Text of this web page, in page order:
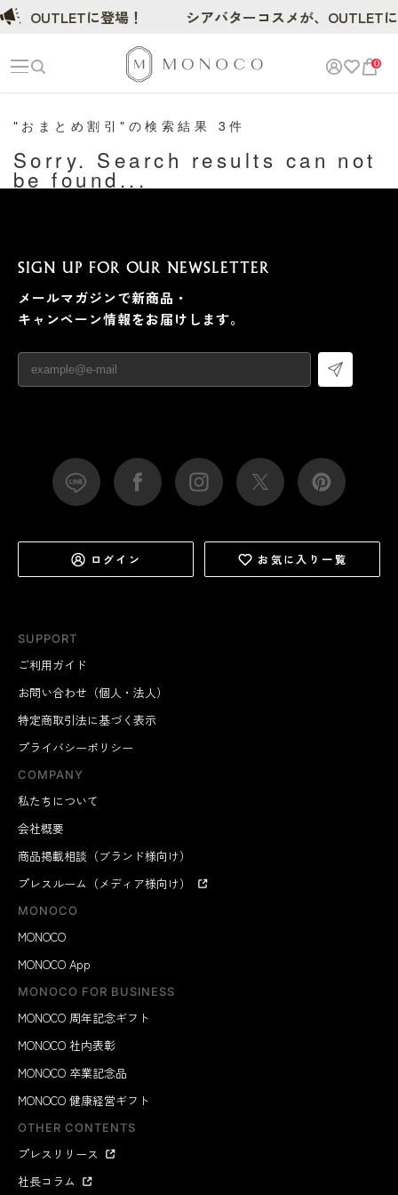
0
"おまとめ割引"の検索結果 3件
Sorry. Search results can not
be found...
、OUTLETに登場！ シアバターコスメが、OUTLET
SUPPORT
ご利用ガイド
お問い合わせ（個人・法人）
特定商取引法に基づく表示
プライバシーポリシー
COMPANY
私たちについて
会社概要
商品掲載相談（ブランド様向け）
プレスルーム（メディア様向け）
MONOCO
MONOCO
MONOCO App
MONOCO FOR BUSINESS
MONOCO 周年記念ギフト
MONOCO 社内表彰
MONOCO 卒業記念品
MONOCO 健康経営ギフト
OTHER CONTENTS
プレスリリース
社長コラム
SIGN UP FOR OUR NEWSLETTER
メールマガジンで新商品・
キャンペーン情報をお届けします。
ログイン お気に入り一覧